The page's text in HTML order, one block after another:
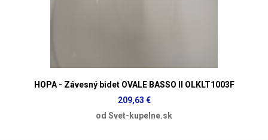
HOPA - Závesný bidet OVALE BASSO II OLKLT1003F
209,63 €
od Svet-kupelne.sk